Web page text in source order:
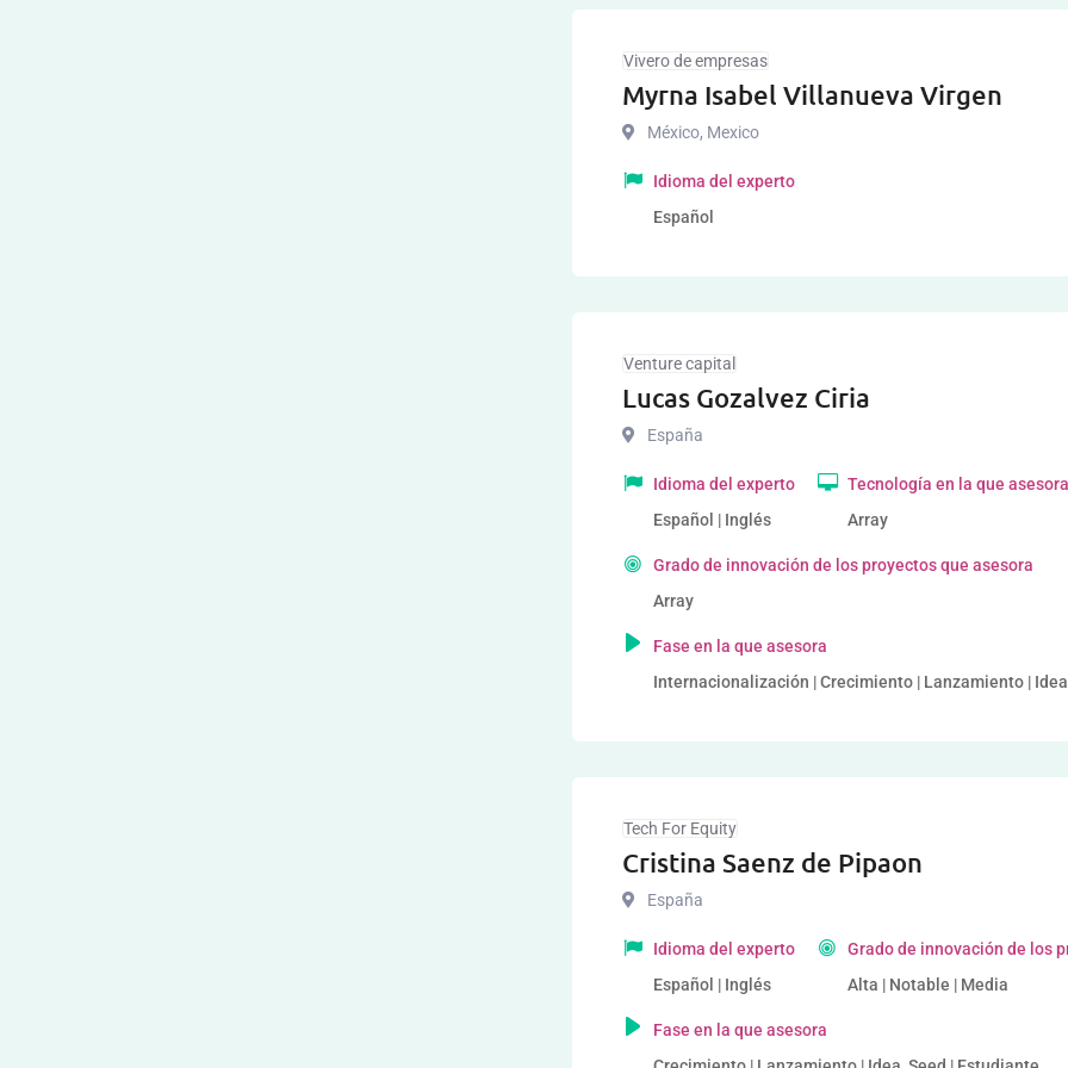
Vivero de empresas
Myrna Isabel Villanueva Virgen
México, Mexico
Idioma del experto
Español
Venture capital
Lucas Gozalvez Ciria
España
Idioma del experto
Español | Inglés
Tecnología en la que
Array
Grado de innovación de los proyectos que asesora
Array
Fase en la que asesora
Internacionalización | Crecimiento | Lanzamiento |
Tech For Equity
Cristina Saenz de Pipaon
España
Idioma del experto
Español | Inglés
Grado de innovación de los
Alta | Notable | Media
Fase en la que asesora